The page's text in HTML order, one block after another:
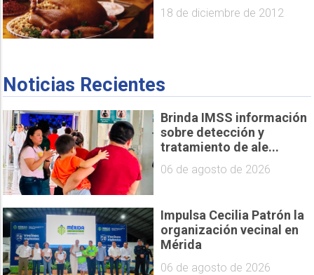
18 de diciembre de 2012
Noticias Recientes
Brinda IMSS información
sobre detección y
tratamiento de ale...
06 de agosto de 2026
Impulsa Cecilia Patrón la
organización vecinal en
Mérida
06 de agosto de 2026